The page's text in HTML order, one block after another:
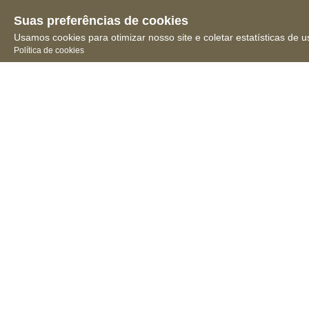
Suas preferências de cookies
Usamos cookies para otimizar nosso site e coletar estatísticas de
Política de cookies